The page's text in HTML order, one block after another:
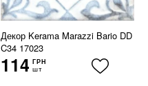
Декор Kerama Marazzi Bario DD
C34 17023
114 ГРН
шт